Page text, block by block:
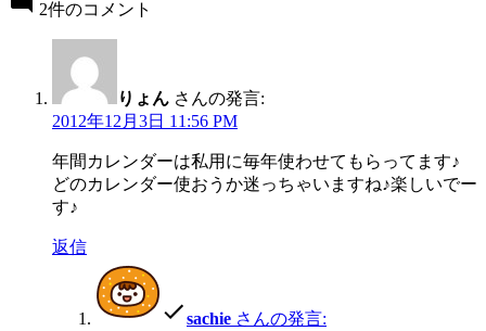
2件のコメント
りょん さんの発言:
2012年12月3日 11:56 PM
年間カレンダーは私用に毎年使わせてもらってます♪
どのカレンダー使おうか迷っちゃいますね♪楽しいでー
す♪
返信
sachie さんの発言: